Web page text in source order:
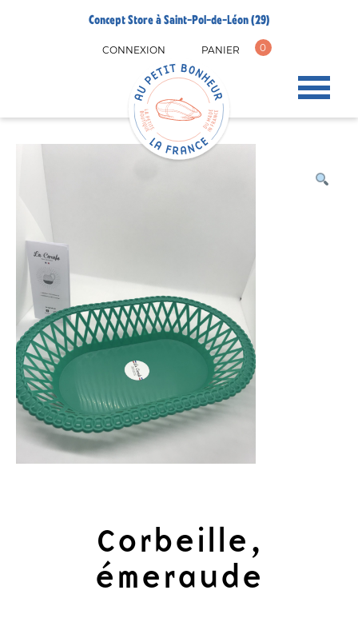
Concept Store à Saint-Pol-de-Léon (29)
CONNEXION PANIER 0
Corbeille,
émeraude